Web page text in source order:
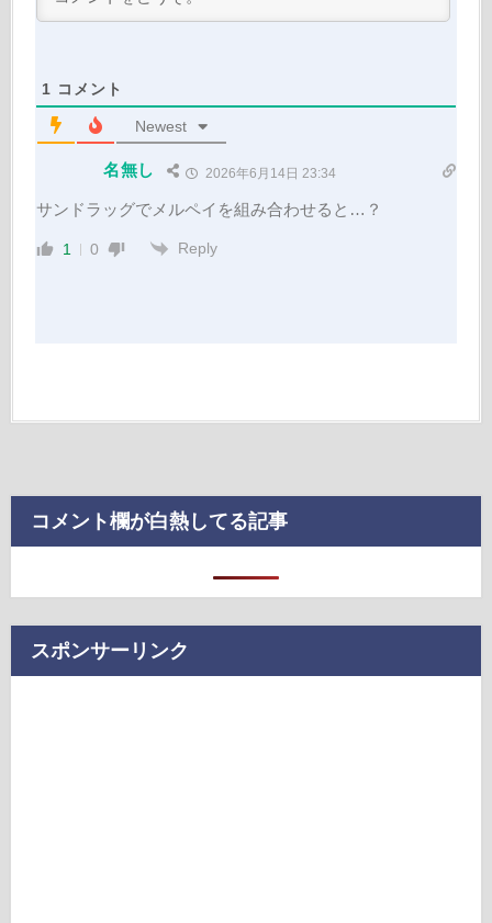
1 コメント
Newest
名無し 2026年6月14日 23:34
サンドラッグでメルペイを組み合わせると…？
1 0 Reply
コメント欄が白熱してる記事
スポンサーリンク